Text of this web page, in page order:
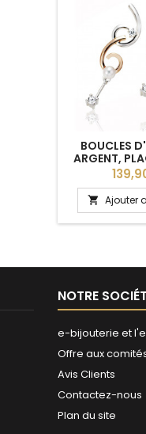
BOUCLES
ARGENT,
PERLES DE
ZIRCONIUMS
Prix
 Ajouter
NOTRE
e-bijouterie et
Offre aux
Avis Clients
Contactez-nous
Plan du site